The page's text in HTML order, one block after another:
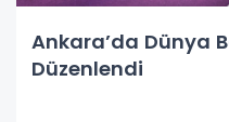
Ankara’da Dünya
Düzenlendi